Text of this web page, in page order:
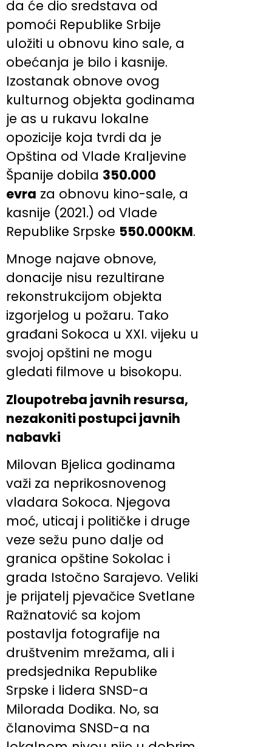
da će dio sredstava od
pomoći Republike Srbije
uložiti u obnovu kino sale, a
obećanja je bilo i kasnije.
Izostanak obnove ovog
kulturnog objekta godinama
je as u rukavu lokalne
opozicije koja tvrdi da je
Opština od Vlade Kraljevine
Španije dobila 350.000
evra za obnovu kino-sale, a
kasnije (2021.) od Vlade
Republike Srpske 550.000KM.
Mnoge najave obnove,
donacije nisu rezultirane
rekonstrukcijom objekta
izgorjelog u požaru. Tako
građani Sokoca u XXI. vijeku u
svojoj opštini ne mogu
gledati filmove u bisokopu.
Zloupotreba javnih resursa,
nezakoniti postupci javnih
nabavki
Milovan Bjelica godinama
važi za neprikosnovenog
vladara Sokoca. Njegova
moć, uticaj i političke i druge
veze sežu puno dalje od
granica opštine Sokolac i
grada Istočno Sarajevo. Veliki
je prijatelj pjevačice Svetlane
Ražnatović sa kojom
postavlja fotografije na
društvenim mrežama, ali i
predsjednika Republike
Srpske i lidera SNSD-a
Milorada Dodika. No, sa
članovima SNSD-a na